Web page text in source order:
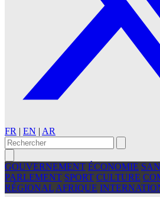
FR | EN | AR
GOUVERNEMENT ÉCONOMIE
PARLEMENT SPORT CULTURE
RÉGIONAL AFRIQUE